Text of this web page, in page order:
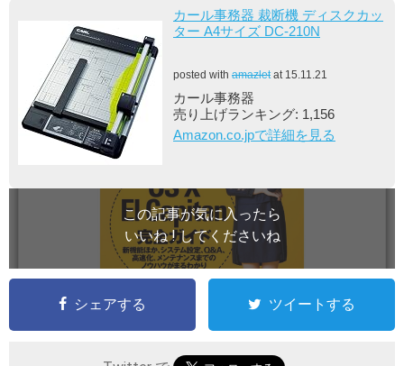
カール事務器 裁断機 ディスクカッ
ター A4サイズ DC-210N
posted with amazletat 15.11.21
カール事務器
売り上げランキング: 1,156
Amazon.co.jpで詳細を見る
この記事が気に入ったら
いいね ! してくださいね
シェアする ツイートする